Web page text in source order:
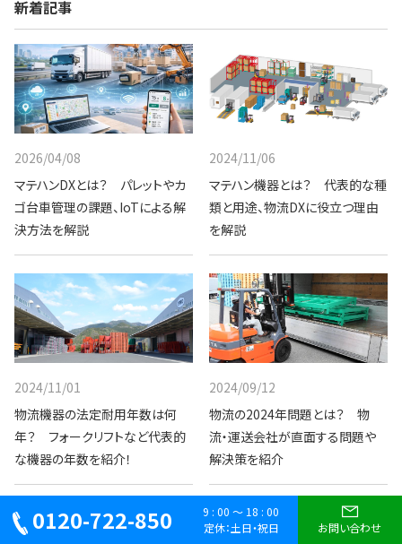
0120-722-850
9 : 00 ～ 18 : 00
定休：土日・祝日
お問い合わせ
新着記事
2026/04/08
マテハンDXとは？ パレットやカ
ゴ台車管理の課題、IoTによる解
決方法を解説
2024/11/06
マテハン機器とは？ 代表的な種
類と用途、物流DXに役立つ理由
を解説
2024/11/01
物流機器の法定耐用年数は何
年？ フォークリフトなど代表的
な機器の年数を紹介！
2024/09/12
物流の2024年問題とは？ 物
流・運送会社が直面する問題や
解決策を紹介